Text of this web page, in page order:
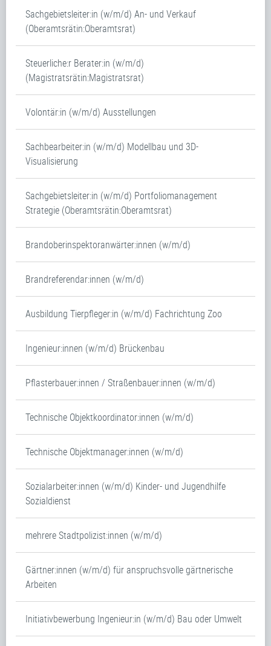
Sachgebietsleiter:in (w/m/d) An- und Verkauf
(Oberamtsrätin:Oberamtsrat)
Steuerliche:r Berater:in (w/m/d)
(Magistratsrätin:Magistratsrat)
Volontär:in (w/m/d) Ausstellungen
Sachbearbeiter:in (w/m/d) Modellbau und 3D-
Visualisierung
Sachgebietsleiter:in (w/m/d) Portfoliomanagement
Strategie (Oberamtsrätin:Oberamtsrat)
Brandoberinspektoranwärter:innen (w/m/d)
Brandreferendar:innen (w/m/d)
Ausbildung Tierpfleger:in (w/m/d) Fachrichtung Zoo
Ingenieur:innen (w/m/d) Brückenbau
Pflasterbauer:innen / Straßenbauer:innen (w/m/d)
Technische Objektkoordinator:innen (w/m/d)
Technische Objektmanager:innen (w/m/d)
Sozialarbeiter:innen (w/m/d) Kinder- und Jugendhilfe
Sozialdienst
mehrere Stadtpolizist:innen (w/m/d)
Gärtner:innen (w/m/d) für anspruchsvolle gärtnerische
Arbeiten
Initiativbewerbung Ingenieur:in (w/m/d) Bau oder Umwelt